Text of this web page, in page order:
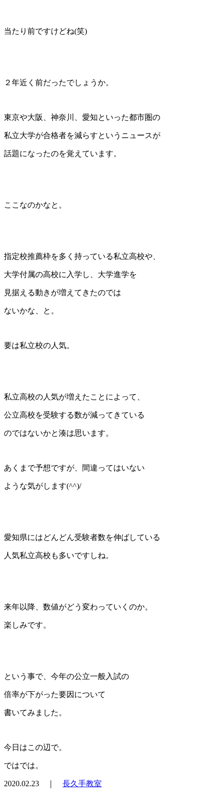
当たり前ですけどね(笑)
２年近く前だったでしょうか。
東京や大阪、神奈川、愛知といった都市圏の
私立大学が合格者を減らすというニュースが
話題になったのを覚えています。
ここなのかなと。
指定校推薦枠を多く持っている私立高校や、
大学付属の高校に入学し、大学進学を
見据える動きが増えてきたのでは
ないかな、と。
要は私立校の人気。
私立高校の人気が増えたことによって、
公立高校を受験する数が減ってきている
のではないかと湊は思います。
あくまで予想ですが、間違ってはいない
ような気がします(^^)/
愛知県にはどんどん受験者数を伸ばしている
人気私立高校も多いですしね。
来年以降、数値がどう変わっていくのか。
楽しみです。
という事で、今年の公立一般入試の
倍率が下がった要因について
書いてみました。
今日はこの辺で。
ではでは。
2020.02.23 ｜ 長久手教室